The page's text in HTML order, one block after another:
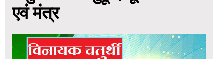
एवं मंत्र